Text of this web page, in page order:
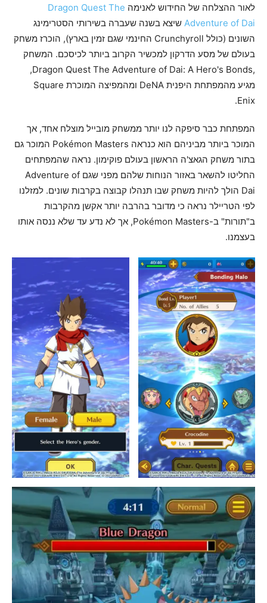
לאור ההצלחה של החידוש לאנימה Dragon Quest The
Adventure of Dai שיצא בשנה שעברה בשירותי הסטרימינג
השונים (כולל Crunchyroll החינמי שגם זמין בארץ), הוכרז משחק
בעולם של מסע הדרקון למכשיר הקרוב ביותר לכיסכם. המשחק
,Dragon Quest The Adventure of Dai: A Hero's Bonds,
מגיע מהמפתחת היפנית DeNA ומהמפיצה המוכרת Square
Enix.
המפתחת כבר סיפקה לנו יותר ממשחק מובייל מוצלח אחד, אך
המוכר ביותר מביניהם הוא כנראה Pokémon Masters המוכר גם
בתור משחק הגאצ'ה הראשון בעולם פוקימון. נראה שהמפתחים
החליטו להשאר באזור הנוחות שלהם מפני שגם Adventure of
Dai הולך להיות משחק שבו תנהלו קבוצה בקרבות שונים. למזלנו
לפי הטריילר נראה כי מדובר בהרבה יותר אקשן מהקרבות
ב"תורות" ב-Pokémon Masters, אך לא נדע עד שלא ננסה אותו
בעצמנו.